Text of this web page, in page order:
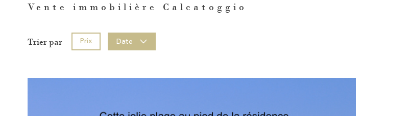
Vente immobilière Calcatoggio
Trier par Prix Date